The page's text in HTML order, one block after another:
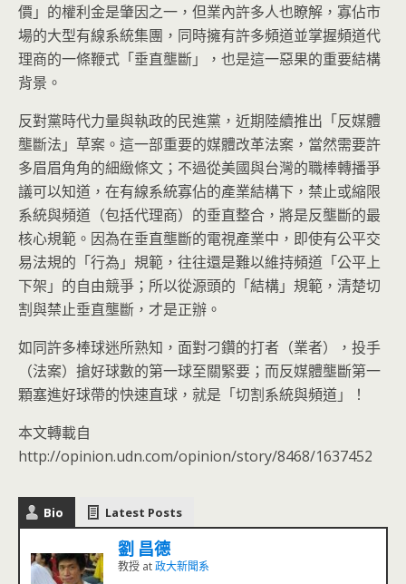
價」的權利金是肇因之一，但業內許多人也瞭解，寡佔市
場的大型有線系統集團，同時擁有許多頻道並掌握頻道代
理商的一條鞭式「垂直壟斷」，也是這一惡果的重要結構
背景。
反對黨時代力量與執政的民進黨，近期陸續推出「反媒體
壟斷法」草案。這一部重要的媒體改革法案，當然需要許
多眉眉角角的細緻條文；不過從美國與台灣的職棒轉播爭
議可以知道，在有線系統寡佔的產業結構下，禁止或縮限
系統與頻道（包括代理商）的垂直整合，將是反壟斷的最
核心規範。因為在垂直壟斷的電視產業中，即使有公平交
易法規的「行為」規範，往往還是難以維持頻道「公平上
下架」的自由競爭；所以從源頭的「結構」規範，清楚切
割與禁止垂直壟斷，才是正辦。
如同許多棒球迷所熟知，面對刁鑽的打者（業者），投手
（法案）搶好球數的第一球至關緊要；而反媒體壟斷第一
顆塞進好球帶的快速直球，就是「切割系統與頻道」！
本文轉載自
http://opinion.udn.com/opinion/story/8468/1637452
Bio Latest Posts
劉 昌德
教授 at政大新聞系